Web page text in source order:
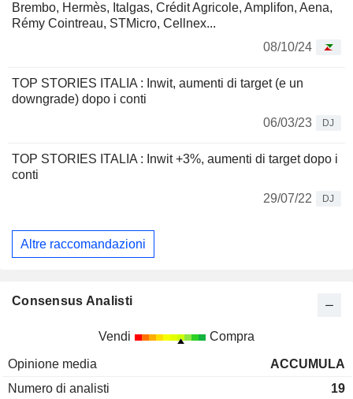
Brembo, Hermès, Italgas, Crédit Agricole, Amplifon, Aena,
Rémy Cointreau, STMicro, Cellnex...
08/10/24
TOP STORIES ITALIA : Inwit, aumenti di target (e un
downgrade) dopo i conti
06/03/23
DJ
TOP STORIES ITALIA : Inwit +3%, aumenti di target dopo i
conti
29/07/22
DJ
Altre raccomandazioni
Consensus Analisti
Vendi Compra
Opinione media
ACCUMULA
Numero di analisti
19